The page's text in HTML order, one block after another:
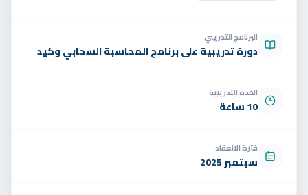
البرنامج التدريبي
دورة تدريبية على برنامج المحاسبة السحابي وكيد
المدة التدريبية
10 ساعة
فترة الانعقاد
سبتمبر 2025